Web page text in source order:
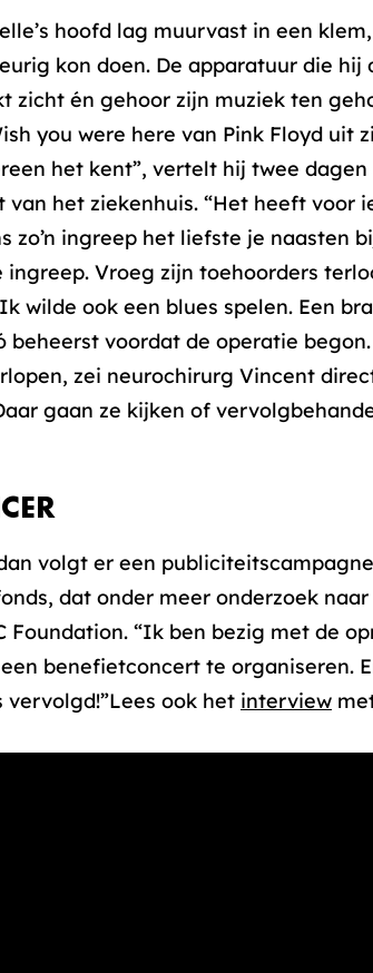
hoofd lag muurvast in een
kon doen. De apparatuur die hij
én gehoor zijn muziek ten
you were here van Pink Floyd uit
het kent”, vertelt hij twee
het ziekenhuis. “Het heeft voor
ingreep het liefste je naasten
Vroeg zijn toehoorders
wilde ook een blues spelen. Een
voordat de operatie
zei neurochirurg Vincent
gaan ze kijken of
volgt er een
dat onder meer onderzoek
Foundation. “Ik ben bezig met de
benefietconcert te organiseren.
ook het interview